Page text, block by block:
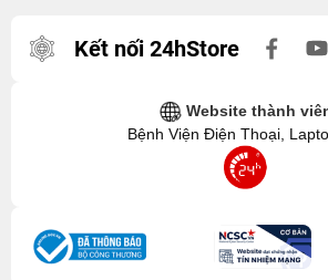
Kết nối 24hStore
Website thành
Bệnh Viện Điện Thoại,